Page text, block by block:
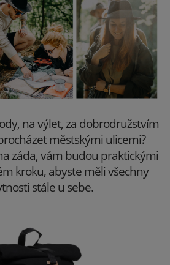
na výlet, za dobrodružstvím
městskými ulicemi?
záda, vám budou praktickými
kroku,abyste měli všechny
stále u sebe.